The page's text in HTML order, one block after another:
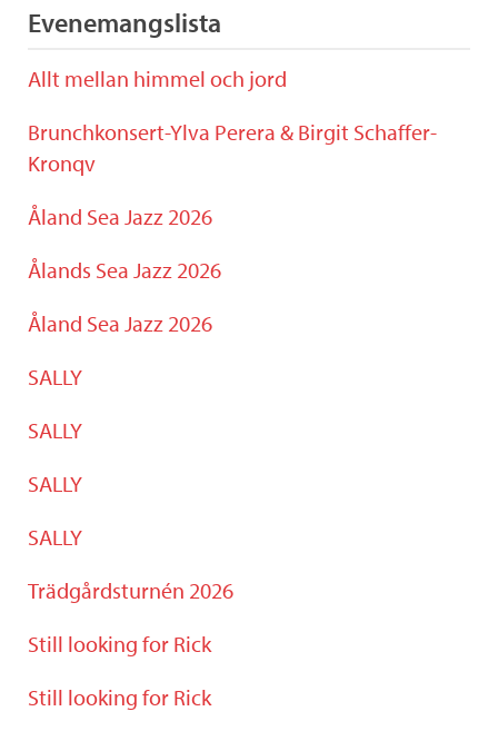
Evenemangslista
Allt mellan himmel och jord
Brunchkonsert-Ylva Perera & Birgit Schaffer-
Kronqv
Åland Sea Jazz 2026
Ålands Sea Jazz 2026
Åland Sea Jazz 2026
SALLY
SALLY
SALLY
SALLY
Trädgårdsturnén 2026
Still looking for Rick
Still looking for Rick